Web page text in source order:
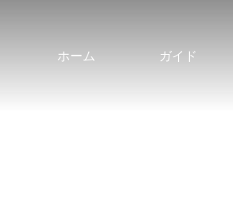
ホーム ガイド